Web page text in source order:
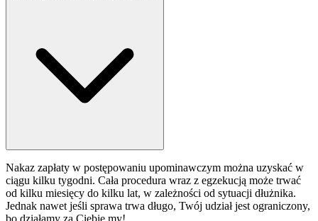
Nakaz zapłaty w postępowaniu upominawczym można uzyskać w
ciągu kilku tygodni. Cała procedura wraz z egzekucją może trwać
od kilku miesięcy do kilku lat, w zależności od sytuacji dłużnika.
Jednak nawet jeśli sprawa trwa długo, Twój udział jest ograniczony,
bo działamy za Ciebie my!